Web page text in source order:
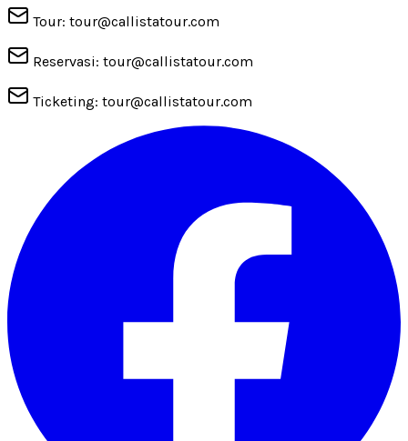
Tour: tour@callistatour.com
Reservasi: tour@callistatour.com
Ticketing: tour@callistatour.com